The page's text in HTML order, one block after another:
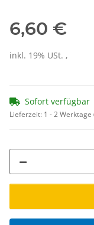
6,60 €
inkl. 19% USt. ,
Sofort verfügbar
Lieferzeit: 1 - 2 Werktage